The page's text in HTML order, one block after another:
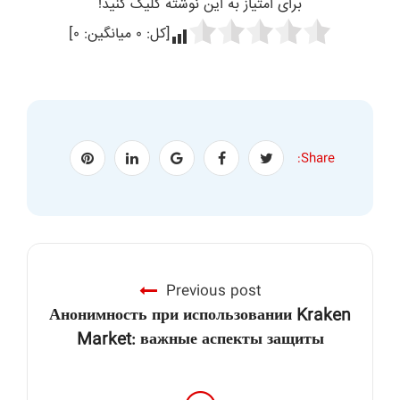
برای امتیاز به این نوشته کلیک کنید!
[کل: ۰ میانگین: ۰]
Share:
Previous post
Анонимность при использовании Kraken
Market: важные аспекты защиты